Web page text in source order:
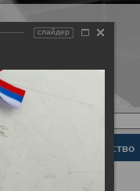
Законодательство
слайдер